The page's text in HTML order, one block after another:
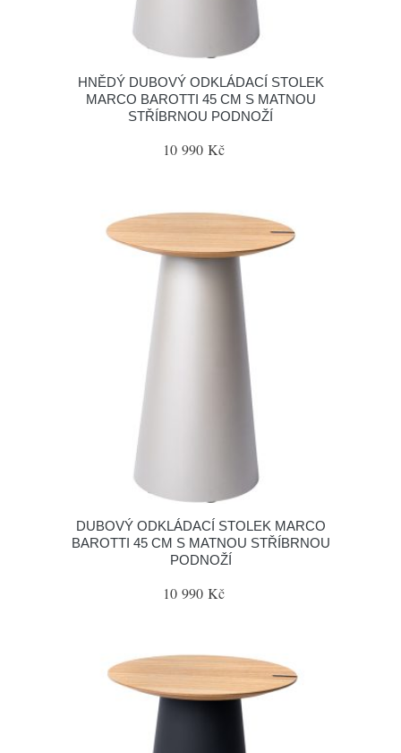
HNĚDÝ DUBOVÝ ODKLÁDACÍ STOLEK
MARCO BAROTTI 45 CM S MATNOU
STŘÍBRNOU PODNOŽÍ
10 990 Kč
DUBOVÝ ODKLÁDACÍ STOLEK MARCO
BAROTTI 45 CM S MATNOU STŘÍBRNOU
PODNOŽÍ
10 990 Kč